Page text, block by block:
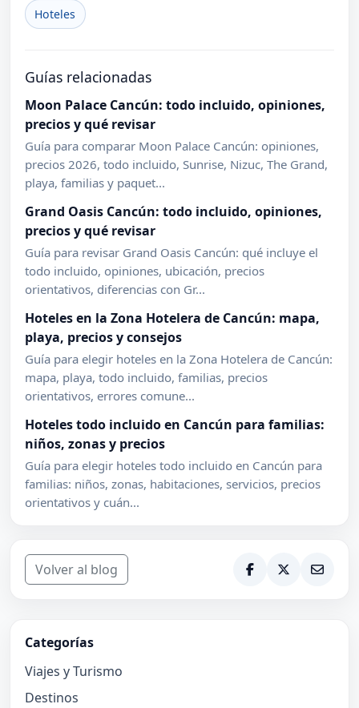
Hoteles
Guías relacionadas
Moon Palace Cancún: todo incluido, opiniones,
precios y qué revisar
Guía para comparar Moon Palace Cancún: opiniones,
precios 2026, todo incluido, Sunrise, Nizuc, The Grand,
playa, familias y paquet...
Grand Oasis Cancún: todo incluido, opiniones,
precios y qué revisar
Guía para revisar Grand Oasis Cancún: qué incluye el
todo incluido, opiniones, ubicación, precios
orientativos, diferencias con Gr...
Hoteles en la Zona Hotelera de Cancún: mapa,
playa, precios y consejos
Guía para elegir hoteles en la Zona Hotelera de Cancún:
mapa, playa, todo incluido, familias, precios
orientativos, errores comune...
Hoteles todo incluido en Cancún para familias:
niños, zonas y precios
Guía para elegir hoteles todo incluido en Cancún para
familias: niños, zonas, habitaciones, servicios, precios
orientativos y cuán...
Volver al blog
Categorías
Viajes y Turismo
Destinos